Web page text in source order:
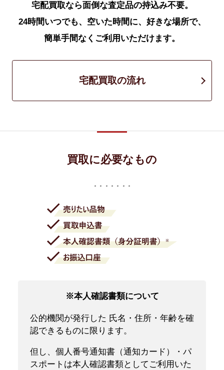
宅配買取なら面倒な査定品の持込み不要。
24時間いつでも、空いた時間に、好きな場所で、
簡単手間なくご利用いただけます。
宅配買取の流れ
買取に必要なもの
※本人確認書類について
公的機関が発行した 氏名・住所・年齢を確
認できるものに限ります。
但し、個人番号通知書（通知カード）・パ
スポートは本人確認書類としてご利用いた